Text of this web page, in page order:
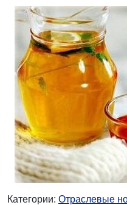
Категории: Отраслевые